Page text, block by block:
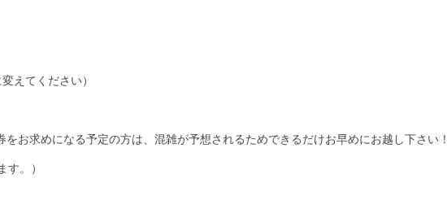
えてください）
お求めになる予定の方は、混雑が予想されるためできるだけお早めにお越し下さい
す。）